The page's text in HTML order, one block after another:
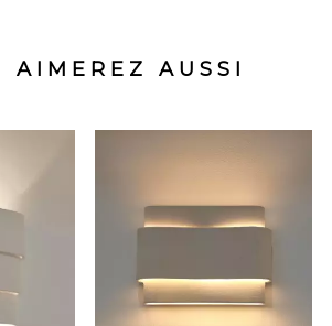
AIMEREZ AUSSI